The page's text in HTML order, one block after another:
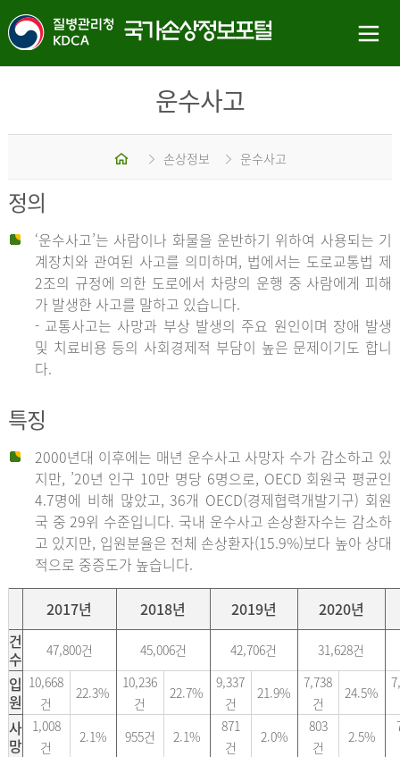
운수사고
홈 손상정보 운수사고
정의
‘운수사고’는 사람이나 화물을 운반하기 위하여 사용되는 기
계장치와 관여된 사고를 의미하며, 법에서는 도로교통법 제
2조의 규정에 의한 도로에서 차량의 운행 중 사람에게 피해
가 발생한 사고를 말하고 있습니다.
- 교통사고는 사망과 부상 발생의 주요 원인이며 장애 발생
및 치료비용 등의 사회경제적 부담이 높은 문제이기도 합니
다.
특징
2000년대 이후에는 매년 운수사고 사망자 수가 감소하고 있
지만, ’20년 인구 10만 명당 6명으로, OECD 회원국 평균인
4.7명에 비해 많았고, 36개 OECD(경제협력개발기구) 회원
국 중 29위 수준입니다. 국내 운수사고 손상환자수는 감소하
고 있지만, 입원분율은 전체 손상환자(15.9%)보다 높아 상대
적으로 중증도가 높습니다.
2017년 2018년 2019년
2020년
건
수
47,800건 45,006건 42,706건 31,628건
입
원
10,668
건
22.3%
10,236
건
22.7%
9,337
건
21.9%
7,738
건
24.5%
사
망
1,008
건
2.1% 955건 2.1%
871
건
2.0%
803
건
2.5%